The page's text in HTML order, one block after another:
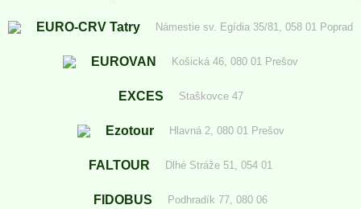
EURO-CRV Tatry Námestie sv. Egídia 35/81, 058 01 Poprad
EUROVAN Košická 46, 080 01 Prešov
EXCES Staškovce 47
Ezotour Hlavná 2, 080 01 Prešov
FALTOUR Dlhé Stráže 51, 054 01
FIDOBUS Podhradík 77, 080 06